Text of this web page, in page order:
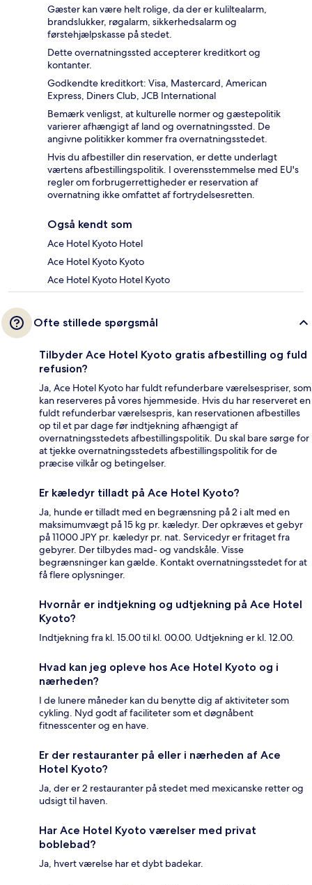
Gæster kan være helt rolige, da der er kuliltealarm,
brandslukker, røgalarm, sikkerhedsalarm og
førstehjælpskasse på stedet.
Dette overnatningssted accepterer kreditkort og
kontanter.
Godkendte kreditkort: Visa, Mastercard, American
Express, Diners Club, JCB International
Bemærk venligst, at kulturelle normer og gæstepolitik
varierer afhængigt af land og overnatningssted. De
angivne politikker kommer fra overnatningsstedet.
Hvis du afbestiller din reservation, er dette underlagt
værtens afbestillingspolitik. I overensstemmelse med EU's
regler om forbrugerrettigheder er reservation af
overnatning ikke omfattet af fortrydelsesretten.
Også kendt som
Ace Hotel Kyoto Hotel
Ace Hotel Kyoto Kyoto
Ace Hotel Kyoto Hotel Kyoto
Ofte stillede spørgsmål
Tilbyder Ace Hotel Kyoto gratis afbestilling og fuld
refusion?
Ja, Ace Hotel Kyoto har fuldt refunderbare værelsespriser, som
kan reserveres på vores hjemmeside. Hvis du har reserveret en
fuldt refunderbar værelsespris, kan reservationen afbestilles
op til et par dage før indtjekning afhængigt af
overnatningsstedets afbestillingspolitik. Du skal bare sørge for
at tjekke overnatningsstedets afbestillingspolitik for de
præcise vilkår og betingelser.
Er kæledyr tilladt på Ace Hotel Kyoto?
Ja, hunde er tilladt med en begrænsning på 2 i alt med en
maksimumvægt på 15 kg pr. kæledyr. Der opkræves et gebyr
på 11000 JPY pr. kæledyr pr. nat. Servicedyr er fritaget fra
gebyrer. Der tilbydes mad- og vandskåle. Visse
begrænsninger kan gælde. Kontakt overnatningsstedet for at
få flere oplysninger.
Hvornår er indtjekning og udtjekning på Ace Hotel
Kyoto?
Indtjekning fra kl. 15.00 til kl. 00.00. Udtjekning er kl. 12.00.
Hvad kan jeg opleve hos Ace Hotel Kyoto og i
nærheden?
I de lunere måneder kan du benytte dig af aktiviteter som
cykling. Nyd godt af faciliteter som et døgnåbent
fitnesscenter og en have.
Er der restauranter på eller i nærheden af Ace
Hotel Kyoto?
Ja, der er 2 restauranter på stedet med mexicanske retter og
udsigt til haven.
Har Ace Hotel Kyoto værelser med privat
boblebad?
Ja, hvert værelse har et dybt badekar.